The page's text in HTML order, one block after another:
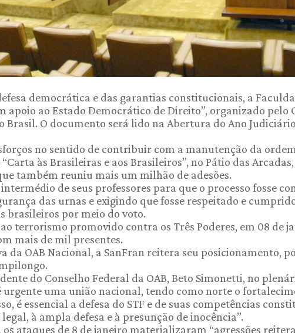
democrática e das garantias constitucionais, a
apoio ao Estado Democrático de Direito”, organizado pelo
Brasil. O documento será lido na Abertura do Ano
no sentido de contribuir com a manutenção da
às Brasileiras e aos Brasileiros”, no Pátio das Arcadas,
também reuniu mais um milhão de adesões.
de seus professores para que o processo fosse
das urnas e exigindo que fosse respeitado e
brasileiros por meio do voto.
terrorismo promovido contra os Três Poderes, em 08 de
mais de mil presentes.
da OAB Nacional, a SanFran reitera seu posicionamento,
do Conselho Federal da OAB, Beto Simonetti, no
urgente uma união nacional, tendo como norte o
é essencial a defesa do STF e de suas competências
à ampla defesa e à presunção de inocência”.
ataques de 8 de janeiro materializaram “agressões